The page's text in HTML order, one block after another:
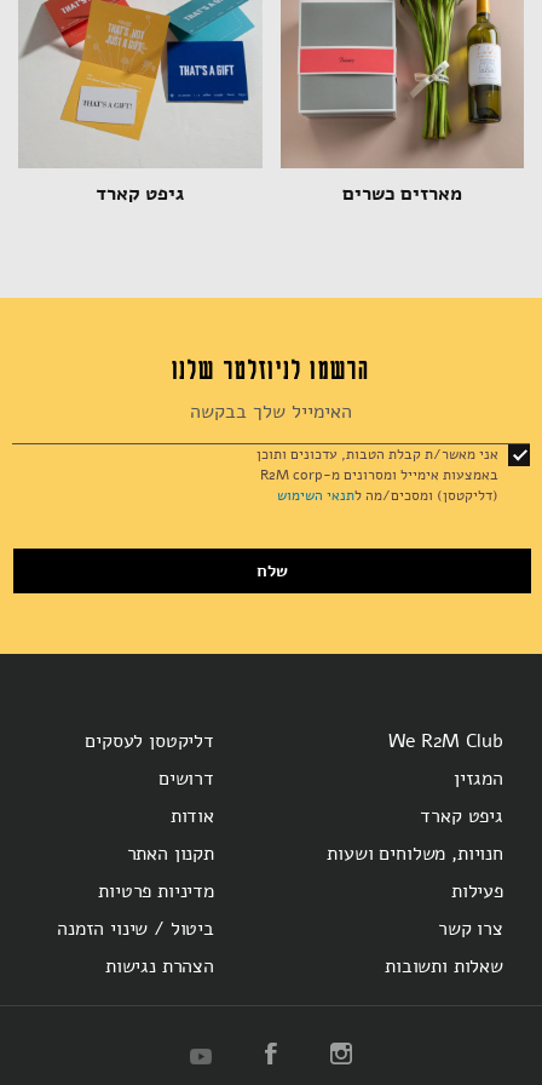
מארזים כשרים גיפט קארד
הרשמו לניוזלטר שלנו
for
Our
Newsletter:
שלח
אני מאשר/ת קבלת הטבות, עדכונים ותוכן
באמצעות אימייל ומסרונים מ-R2M corp
(דליקטסן) ומסכים/מה לתנאי השימוש
We R2M Club
המגזין
גיפט קארד
חנויות, משלוחים ושעות
פעילות
צרו קשר
שאלות ותשובות
דליקטסן לעסקים
דרושים
אודות
תקנון האתר
מדיניות פרטיות
ביטול / שינוי הזמנה
הצהרת נגישות
אקססוריז